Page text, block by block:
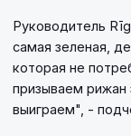
Руководитель
самая зеленая,
которая не
призываем рижан
выиграем", -